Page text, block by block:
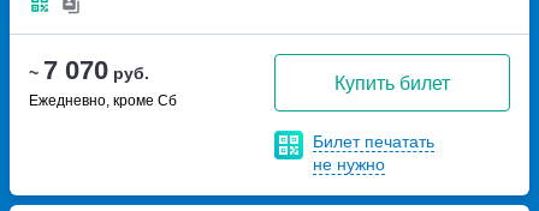
~ 7 070 руб.
Ежедневно, кроме Сб
Купить билет
Билет печатать
не нужно